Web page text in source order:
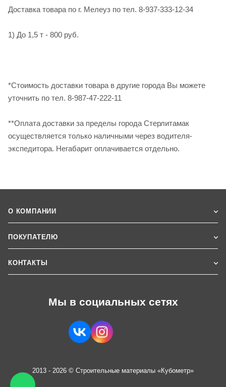
Доставка товара по г. Мелеуз по тел. 8-937-333-12-34
1) До 1,5 т - 800 руб.
*Стоимость доставки товара в другие города Вы можете
уточнить по тел. 8-987-47-222-11
**Оплата доставки за пределы города Стерлитамак
осуществляется только наличными через водителя-
экспедитора. Негабарит оплачивается отдельно.
О КОМПАНИИ
ПОКУПАТЕЛЮ
КОНТАКТЫ
Мы в социальных сетях
2013 - 2026 © Строительные материалы «Кубометр»